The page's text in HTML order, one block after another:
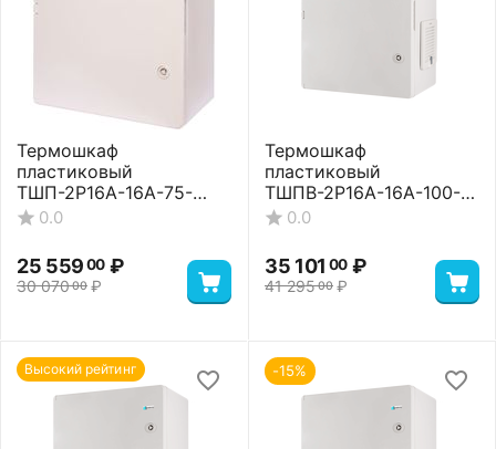
Термошкаф
пластиковый
ТШП-2P16A-16A-75-
403022 Standart
0.0
30 07000 ₽
25 55900 ₽
Термошкаф
пластиковый
ТШПВ-2P16A-16A-100-
65-504024 Basic
0.0
41 29500 ₽
35 101 00 ₽
Высокий рейтинг -15%